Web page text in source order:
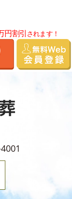
円割引されます！